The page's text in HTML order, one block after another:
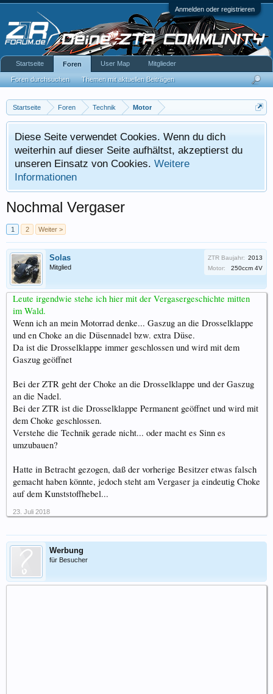
Anmelden oder registrieren
Startseite Foren Technik Motor
Diese Seite verwendet Cookies. Wenn du dich
weiterhin auf dieser Seite aufhältst, akzeptierst du
unseren Einsatz von Cookies. Weitere
Informationen
Nochmal Vergaser
1 2 Weiter >
Solas
Mitglied
ZTR Baujahr: 2013
Motor:
250ccm 4V
Leute irgendwie stehe ich hier mit der Vergasergeschichte mitten
im Wald.
Wenn ich an mein Motorrad denke... Gaszug an die Drosselklappe
und en Choke an die Düsennadel bzw. extra Düse.
Da ist die Drosselklappe immer geschlossen und wird mit dem
Gaszug geöffnet
Bei der ZTR geht der Choke an die Drosselklappe und der Gaszug
an die Nadel.
Bei der ZTR ist die Drosselklappe Permanent geöffnet und wird mit
dem Choke geschlossen.
Verstehe die Technik gerade nicht... oder macht es Sinn es
umzubauen?
Hatte in Betracht gezogen, daß der vorherige Besitzer etwas falsch
gemacht haben könnte, jedoch steht am Vergaser ja eindeutig Choke
auf dem Kunststoffhebel...
23. Juli 2018
Werbung
für Besucher
Startseite Foren
Foren durchsuchen Themen mit aktuellen Beiträgen
User Map Mitglieder